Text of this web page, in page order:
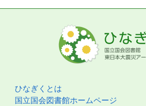
ひなぎくとは
国立国会図書館ホームページ